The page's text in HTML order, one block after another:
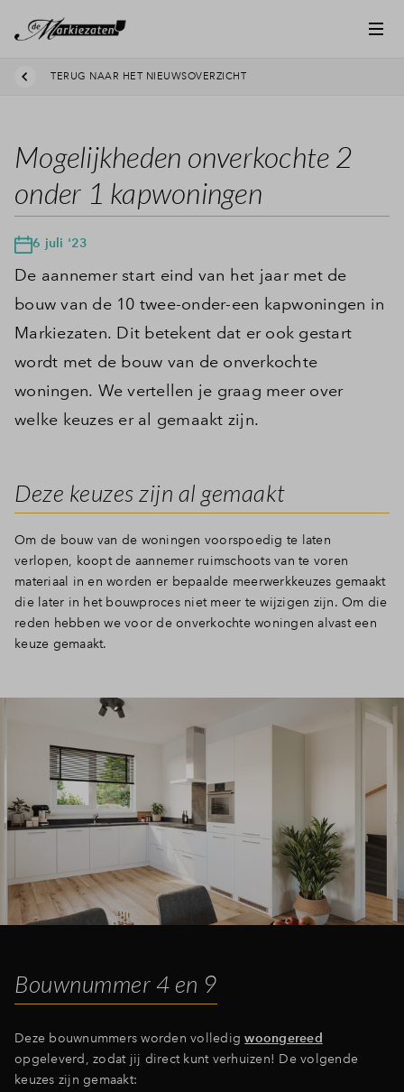
Inloggen
TERUG NAAR HET NIEUWSOVERZICHT
Mogelijkheden onverkochte 2
onder 1 kapwoningen
6 juli '23
De aannemer start eind van het jaar met de
bouw van de 10 twee-onder-een kapwoningen in
Markiezaten. Dit betekent dat er ook gestart
wordt met de bouw van de onverkochte
woningen. We vertellen je graag meer over
welke keuzes er al gemaakt zijn.
Deze keuzes zijn al gemaakt
Om de bouw van de woningen voorspoedig te laten
verlopen, koopt de aannemer ruimschoots van te voren
materiaal in en worden er bepaalde meerwerkkeuzes gemaakt
die later in het bouwproces niet meer te wijzigen zijn. Om die
reden hebben we voor de onverkochte woningen alvast een
keuze gemaakt.
Bouwnummer 4 en 9
Deze bouwnummers worden volledigwoongereed
opgeleverd, zodat jij direct kunt verhuizen! De volgende
keuzes zijn gemaakt: